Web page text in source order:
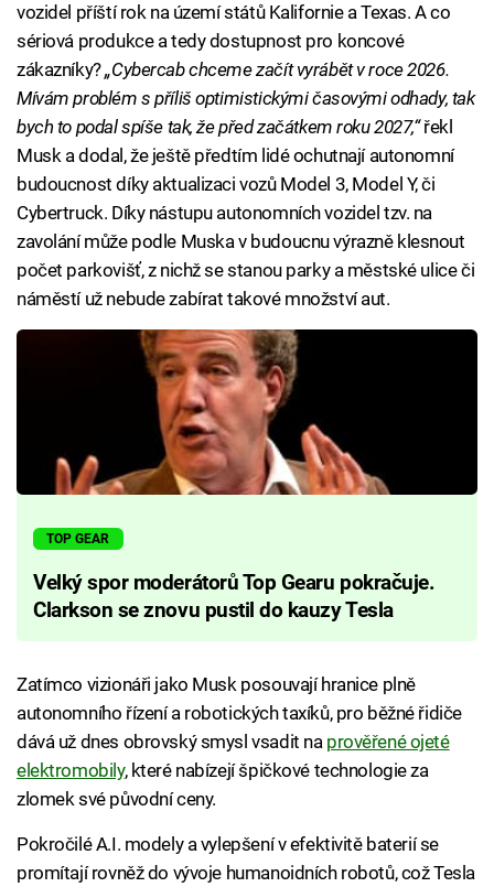
vozidel příští rok na území států Kalifornie a Texas. A co
sériová produkce a tedy dostupnost pro koncové
zákazníky?„Cybercab chceme začít vyrábět v roce 2026.
Mívám problém s příliš optimistickými časovými odhady, tak
bych to podal spíše tak, že před začátkem roku 2027,“řekl
Musk a dodal, že ještě předtím lidé ochutnají autonomní
budoucnost díky aktualizaci vozů Model 3, Model Y, či
Cybertruck. Díky nástupu autonomních vozidel tzv. na
zavolání může podle Muska v budoucnu výrazně klesnout
počet parkovišť, z nichž se stanou parky a městské ulice či
náměstí už nebude zabírat takové množství aut.
TOP GEAR
Velký spor moderátorů Top Gearu pokračuje.
Clarkson se znovu pustil do kauzy Tesla
Zatímco vizionáři jako Musk posouvají hranice plně
autonomního řízení a robotických taxíků, pro běžné řidiče
dává už dnes obrovský smysl vsadit na prověřené ojeté
elektromobily, které nabízejí špičkové technologie za
zlomek své původní ceny.
Pokročilé A.I. modely a vylepšení v efektivitě baterií se
promítají rovněž do vývoje humanoidních robotů, což Tesla